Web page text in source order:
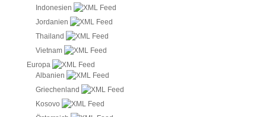
Indonesien
Jordanien
Thailand
Vietnam
Europa
Albanien
Griechenland
Kosovo